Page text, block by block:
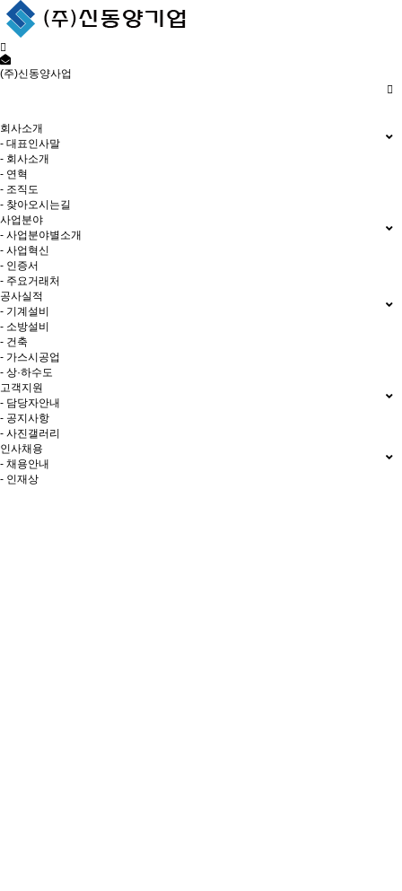
(주)신동양사업
회사소개
- 대표인사말
- 회사소개
- 연혁
- 조직도
- 찾아오시는길
사업분야
- 사업분야별소개
- 사업혁신
- 인증서
- 주요거래처
공사실적
- 기계설비
- 소방설비
- 건축
- 가스시공업
- 상·하수도
고객지원
- 담당자안내
- 공지사항
- 사진갤러리
인사채용
- 채용안내
- 인재상